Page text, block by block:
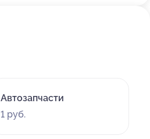
Автозапчасти
1 руб.